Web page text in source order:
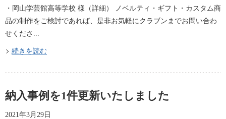
・岡山学芸館高等学校 様（詳細​​） ノベルティ・ギフト・カスタム商
品の制作をご検討であれば、是非お気軽にクラブンまでお問い合わ
せくださ...
続きを読む
納入事例を1件更新いたしました
2021年3月29日